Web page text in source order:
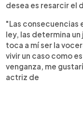
desea es resarcir el
"Las consecuencias
ley, las determina
toca a mí ser la
vivir un caso como
venganza, me
actriz de